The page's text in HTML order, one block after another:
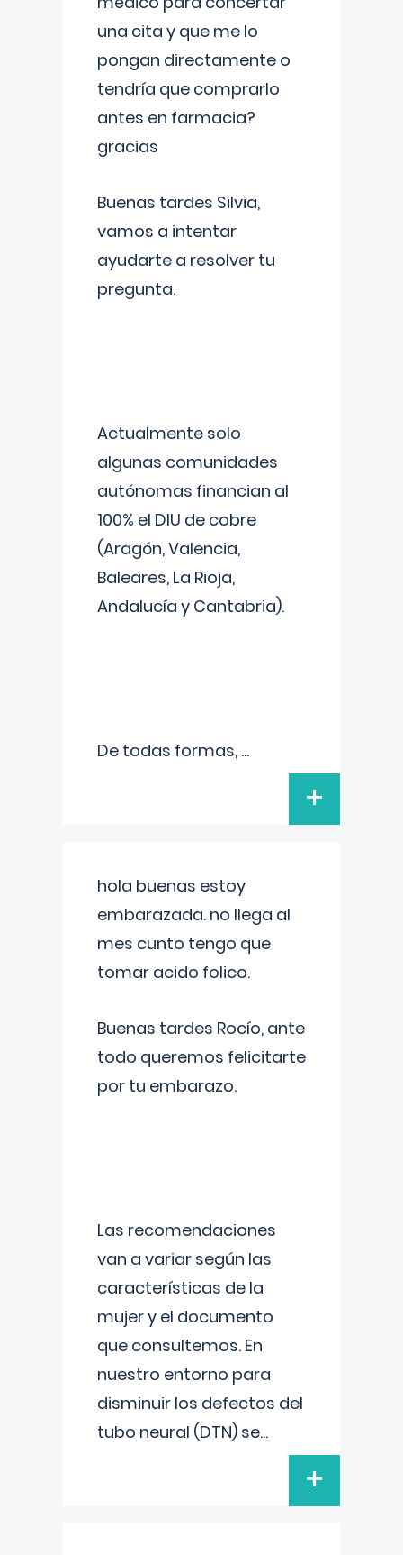
una cita y que me lo
pongan directamente o
tendría que comprarlo
antes en farmacia?
gracias
Buenas tardes Silvia,
vamos a intentar
ayudarte a resolver tu
pregunta.
Actualmente solo
algunas comunidades
autónomas financian al
100% el DIU de cobre
(Aragón, Valencia,
Baleares, La Rioja,
Andalucía y Cantabria).
De todas formas, ...
+
hola buenas estoy
embarazada. no llega al
mes cunto tengo que
tomar acido folico.
Buenas tardes Rocío, ante
todo queremos felicitarte
por tu embarazo.
Las recomendaciones
van a variar según las
características de la
mujer y el documento
que consultemos. En
nuestro entorno para
disminuir los defectos del
tubo neural (DTN) se...
+